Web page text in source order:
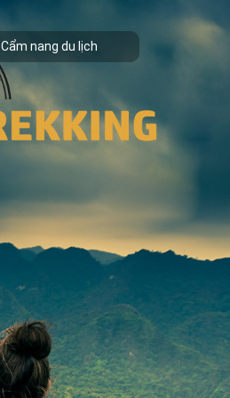
Cẩm nang du lịch